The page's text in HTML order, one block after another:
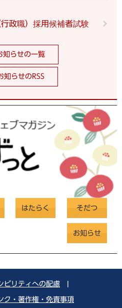
政職）採用候補者試験
知らせの一覧
知らせのRSS
はたらく そだつ
お知らせ
ビリティへの配慮
ク・著作権・免責事項